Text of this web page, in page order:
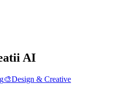
AI
🎨Design & Creative